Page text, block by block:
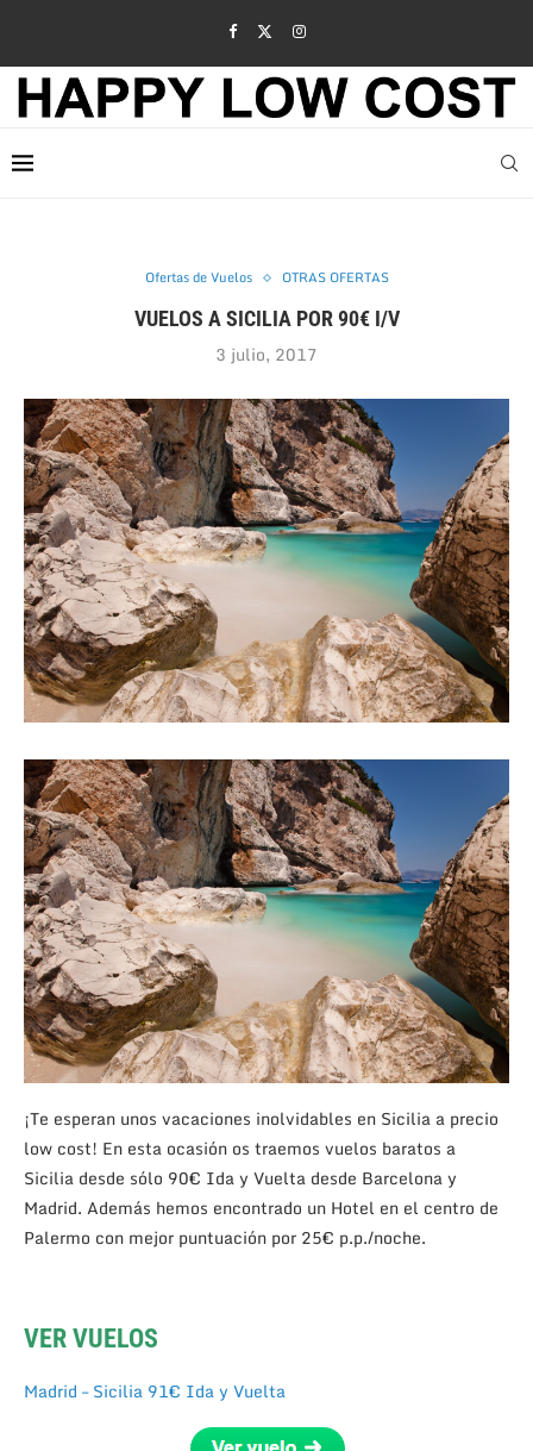
Ofertas de Vuelos OTRAS OFERTAS
VUELOS A SICILIA POR 90€ I/V
3 julio, 2017
¡Te esperan unos vacaciones inolvidables en Sicilia a precio
low cost! En esta ocasión os traemos vuelos baratos a
Sicilia desde sólo 90€ Ida y Vuelta desde Barcelona y
Madrid. Además hemos encontrado un Hotel en el centro de
Palermo con mejor puntuación por 25€ p.p./noche.
VER VUELOS
Madrid – Sicilia 91€ Ida y Vuelta